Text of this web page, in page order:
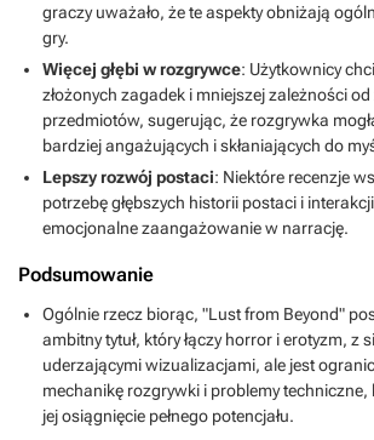
graczy uważało, że te aspekty obniżają
gry.
Więcej głębi w rozgrywce: Użytkownicy
złożonych zagadek i mniejszej zależności
przedmiotów, sugerując, że rozgrywka
bardziej angażujących i skłaniających do
Lepszy rozwój postaci: Niektóre recenzje
potrzebę głębszych historii postaci i
emocjonalne zaangażowanie w narrację.
Podsumowanie
Ogólnie rzecz biorąc, "Lust from Beyond"
ambitny tytuł, który łączy horror i erotyzm, z
uderzającymi wizualizacjami, ale jest
mechanikę rozgrywki i problemy
jej osiągnięcie pełnego potencjału.